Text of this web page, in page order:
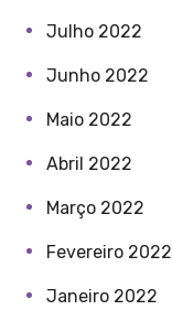
Julho 2022
Junho 2022
Maio 2022
Abril 2022
Março 2022
Fevereiro 2022
Janeiro 2022